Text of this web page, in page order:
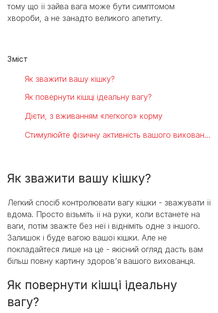
тому що її зайва вага може бути симптомом
хвороби, а не занадто великого апетиту.
Зміст
Як зважити вашу кішку?
Як повернути кішці ідеальну вагу?
Дієти, з вживанням «легкого» корму
Стимулюйте фізичну активність вашого вихованця
Як зважити вашу кішку?
Легкий спосіб контролювати вагу кішки - зважувати її
вдома. Просто візьміть її на руки, коли встанете на
ваги, потім зважте без неї і відніміть одне з іншого.
Залишок і буде вагою вашої кішки. Але не
покладайтеся лише на це - якісний огляд дасть вам
більш повну картину здоров'я вашого вихованця.
Як повернути кішці ідеальну
вагу?